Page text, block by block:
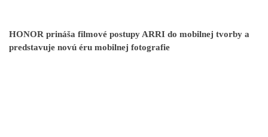
HONOR prináša filmové postupy ARRI do mobilnej tvorby a
predstavuje novú éru mobilnej fotografie